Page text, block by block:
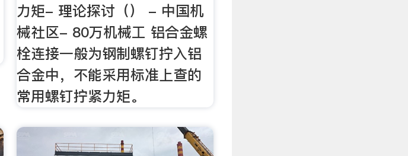
力矩- 理论探讨（） - 中国机
械社区- 80万机械工 铝合金螺
栓连接一般为钢制螺钉拧入铝
合金中，不能采用标准上查的
常用螺钉拧紧力矩。